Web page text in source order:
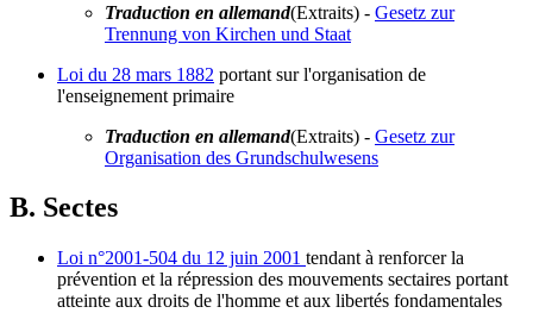
Traduction en allemand(Extraits) - Gesetz zur
Trennung von Kirchen und Staat
Loi du 28 mars 1882 portant sur l'organisation de
l'enseignement primaire
Traduction en allemand(Extraits) - Gesetz zur
Organisation des Grundschulwesens
B. Sectes
Loi n°2001-504 du 12 juin 2001 tendant à renforcer la
prévention et la répression des mouvements sectaires portant
atteinte aux droits de l'homme et aux libertés fondamentales